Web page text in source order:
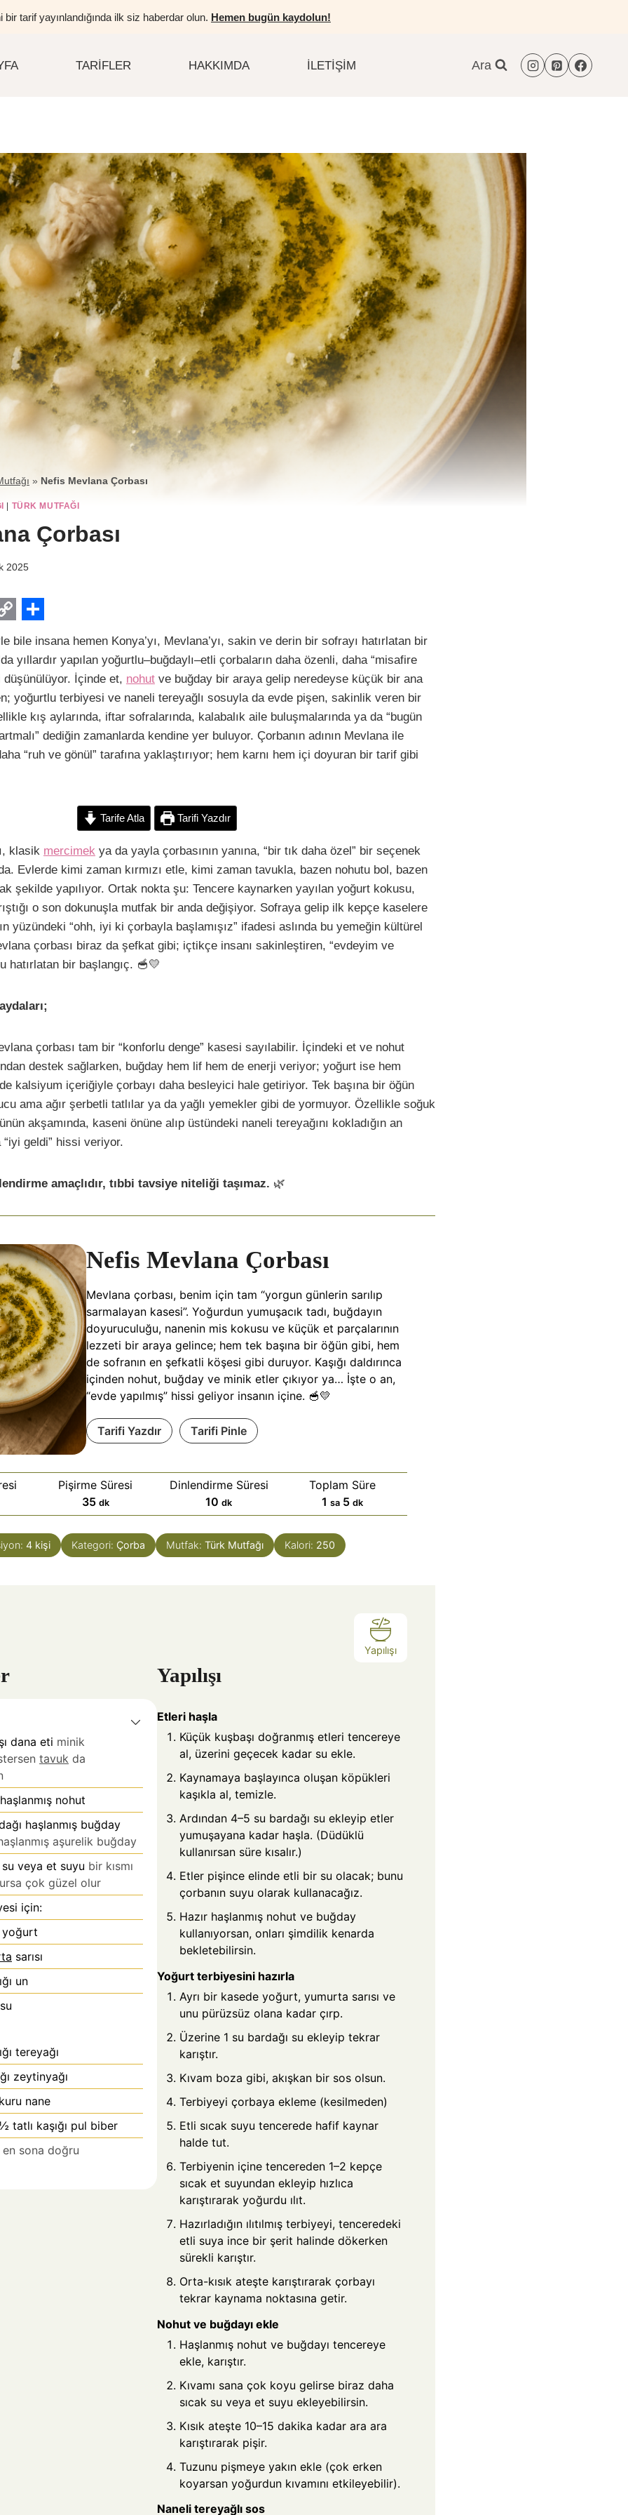
bir tarif yayınlandığında ilk siz haberdar olun. Hemen bugün kaydolun!
TARIFLER HAKKIMDA İLETIŞIM Ara
» Nefis Mevlana Çorbası
| TÜRK MUTFAĞI
Çorbası
2025
C
S
h
a
r
e
bile insana hemen Konya’yı, Mevlana’yı, sakin ve derin bir sofrayı hatırlatan bir
yıllardır yapılan yoğurtlu–buğdaylı–etli çorbaların daha özenli, daha “misafire
düşünülüyor. İçinde et, nohut ve buğday bir araya gelip neredeyse küçük bir ana
yoğurtlu terbiyesi ve naneli tereyağlı sosuyla da evde pişen, sakinlik veren bir
kış aylarında, iftar sofralarında, kalabalık aile buluşmalarında ya da “bugün
dediğin zamanlarda kendine yer buluyor. Çorbanın adının Mevlana ile
“ruh ve gönül” tarafına yaklaştırıyor; hem karnı hem içi doyuran bir tarif gibi
Tarife Atla Tarifi Yazdır
klasik mercimek ya da yayla çorbasının yanına, “bir tık daha özel” bir seçenek
Evlerde kimi zaman kırmızı etle, kimi zaman tavukla, bazen nohutu bol, bazen
şekilde yapılıyor. Ortak nokta şu: Tencere kaynarken yayılan yoğurt kokusu,
o son dokunuşla mutfak bir anda değişiyor. Sofraya gelip ilk kepçe kaselere
yüzündeki “ohh, iyi ki çorbayla başlamışız” ifadesi aslında bu yemeğin kültürel
çorbası biraz da şefkat gibi; içtikçe insanı sakinleştiren, “evdeyim ve
hatırlatan bir başlangıç. 🥣💛
çorbası tam bir “konforlu denge” kasesi sayılabilir. İçindeki et ve nohut
destek sağlarken, buğday hem lif hem de enerji veriyor; yoğurt ise hem
kalsiyum içeriğiyle çorbayı daha besleyici hale getiriyor. Tek başına bir öğün
ama ağır şerbetli tatlılar ya da yağlı yemekler gibi de yormuyor. Özellikle soğuk
akşamında, kaseni önüne alıp üstündeki naneli tereyağını kokladığın an
geldi” hissi veriyor.
amaçlıdır, tıbbi tavsiye niteliği taşımaz. 🌿
Nefis Mevlana Çorbası
Mevlana çorbası, benim için tam “yorgun günlerin sarılıp
sarmalayan kasesi”. Yoğurdun yumuşacık tadı, buğdayın
doyuruculuğu, nanenin mis kokusu ve küçük et parçalarının
lezzeti bir araya gelince; hem tek başına bir öğün gibi, hem
de sofranın en şefkatli köşesi gibi duruyor. Kaşığı daldırınca
içinden nohut, buğday ve minik etler çıkıyor ya… İşte o an,
“evde yapılmış” hissi geliyor insanın içine. 🥣💛
Tarifi Yazdır Tarifi Pinle
Pişirme Süresi
35d
a
k
i
dk
Dinlendirme Süresi
10 d
a
k
i
dk
Toplam Süre
1 s
a
a
t
sa 5d
a
dk
4 kişi Kategori: Çorba Mutfak: Türk Mutfağı Kalori: 250
Yapılışı
dana eti minik
tavuk da
nohut
haşlanmış buğday
aşurelik buğday
su veya et suyu bir kısmı
çok güzel olur
için:
yoğurt
sarısı
un
tereyağı
zeytinyağı
nane
tatlı kaşığı pul biber
sona doğru
Yapılışı
Etleri haşla
Küçük kuşbaşı doğranmış etleri tencereye
al, üzerini geçecek kadar su ekle.
Kaynamaya başlayınca oluşan köpükleri
kaşıkla al, temizle.
Ardından 4–5 su bardağı su ekleyip etler
yumuşayana kadar haşla. (Düdüklü
kullanırsan süre kısalır.)
Etler pişince elinde etli bir su olacak; bunu
çorbanın suyu olarak kullanacağız.
Hazır haşlanmış nohut ve buğday
kullanıyorsan, onları şimdilik kenarda
bekletebilirsin.
Yoğurt terbiyesini hazırla
Ayrı bir kasede yoğurt, yumurta sarısı ve
unu pürüzsüz olana kadar çırp.
Üzerine 1 su bardağı su ekleyip tekrar
karıştır.
Kıvam boza gibi, akışkan bir sos olsun.
Terbiyeyi çorbaya ekleme (kesilmeden)
Etli sıcak suyu tencerede hafif kaynar
halde tut.
Terbiyenin içine tencereden 1–2 kepçe
sıcak et suyundan ekleyip hızlıca
karıştırarak yoğurdu ılıt.
Hazırladığın ılıtılmış terbiyeyi, tenceredeki
etli suya ince bir şerit halinde dökerken
sürekli karıştır.
Orta-kısık ateşte karıştırarak çorbayı
tekrar kaynama noktasına getir.
Nohut ve buğdayı ekle
Haşlanmış nohut ve buğdayı tencereye
ekle, karıştır.
Kıvamı sana çok koyu gelirse biraz daha
sıcak su veya et suyu ekleyebilirsin.
Kısık ateşte 10–15 dakika kadar ara ara
karıştırarak pişir.
Tuzunu pişmeye yakın ekle (çok erken
koyarsan yoğurdun kıvamını etkileyebilir).
Naneli tereyağlı sos